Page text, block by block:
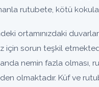
rutubete, kötü
ortamınızdaki
için sorun teşkil
nemin fazla olması,
olmaktadır. Küf ve